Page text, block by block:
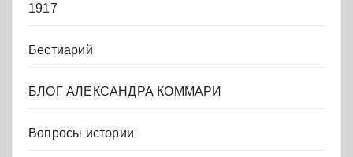
1917
Бестиарий
БЛОГ АЛЕКСАНДРА КОММАРИ
Вопросы истории